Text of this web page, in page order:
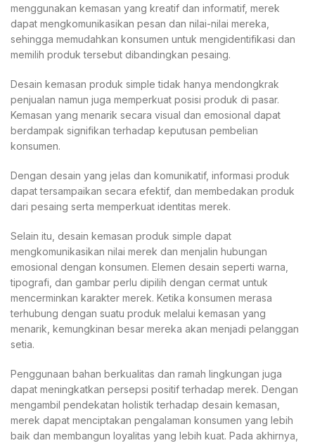
menggunakan kemasan yang kreatif dan informatif, merek
dapat mengkomunikasikan pesan dan nilai-nilai mereka,
sehingga memudahkan konsumen untuk mengidentifikasi dan
memilih produk tersebut dibandingkan pesaing.
Desain kemasan produk simple tidak hanya mendongkrak
penjualan namun juga memperkuat posisi produk di pasar.
Kemasan yang menarik secara visual dan emosional dapat
berdampak signifikan terhadap keputusan pembelian
konsumen.
Dengan desain yang jelas dan komunikatif, informasi produk
dapat tersampaikan secara efektif, dan membedakan produk
dari pesaing serta memperkuat identitas merek.
Selain itu, desain kemasan produk simple dapat
mengkomunikasikan nilai merek dan menjalin hubungan
emosional dengan konsumen. Elemen desain seperti warna,
tipografi, dan gambar perlu dipilih dengan cermat untuk
mencerminkan karakter merek. Ketika konsumen merasa
terhubung dengan suatu produk melalui kemasan yang
menarik, kemungkinan besar mereka akan menjadi pelanggan
setia.
Penggunaan bahan berkualitas dan ramah lingkungan juga
dapat meningkatkan persepsi positif terhadap merek. Dengan
mengambil pendekatan holistik terhadap desain kemasan,
merek dapat menciptakan pengalaman konsumen yang lebih
baik dan membangun loyalitas yang lebih kuat. Pada akhirnya,